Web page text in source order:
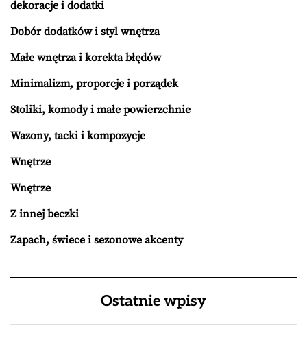
dekoracje i dodatki
Dobór dodatków i styl wnętrza
Małe wnętrza i korekta błędów
Minimalizm, proporcje i porządek
Stoliki, komody i małe powierzchnie
Wazony, tacki i kompozycje
Wnętrze
Wnętrze
Z innej beczki
Zapach, świece i sezonowe akcenty
Ostatnie wpisy